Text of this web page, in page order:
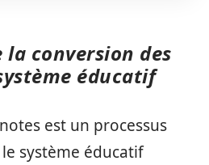
conversion des
éducatif
est un processus
système éducatif